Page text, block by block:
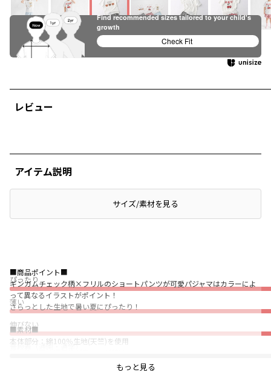
サックス レッド ブラック
レビュー
ぴったり
薄い
伸びない
普段着（通園・通学）
アイテム説明
サイズ/素材を見る
■商品ポイント■
ギンガムチェック柄×フリルのショートパンツが可愛パジャマはカラーによ
って異なるイラストがポイント！
さらっとした生地で暑い夏にぴったり！
■素材■
本体部分：綿100％生地(天竺)を使用
肌触りが良くお子様の肌にも安心ですもっと見る
Find recommended sizes tailored to your child's
growth
Check Fit